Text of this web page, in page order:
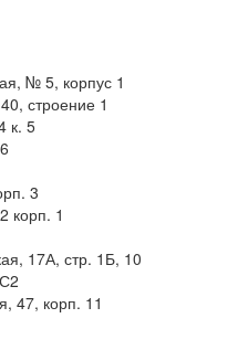
№ 5, корпус 1
строение 1
к. 5
3
корп. 1
17А, стр. 1Б, 10
47, корп. 11